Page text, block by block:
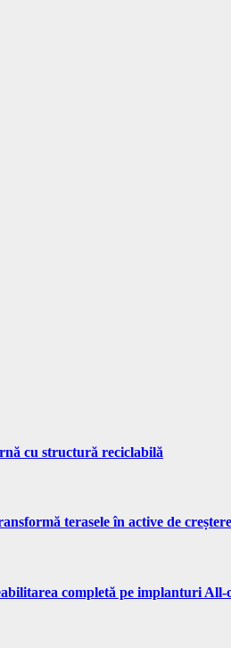
cu structură reciclabilă
terasele în active de
completă pe implanturi All-